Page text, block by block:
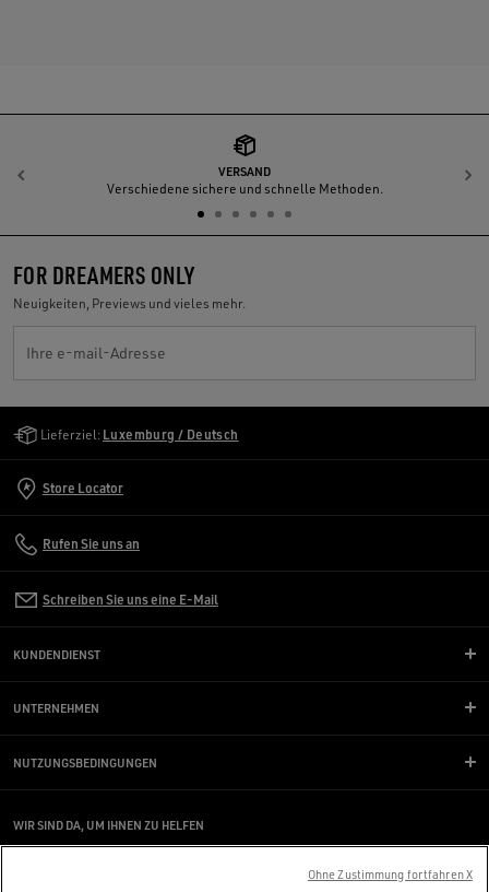
VERSAND
Verschiedene sichere und schnelle Methoden.
Zurück
FOR DREAMERS ONLY
Neuigkeiten, Previews und vieles mehr.
Ihre e-mail-Adresse
Lieferziel: Luxemburg / Deutsch
Store Locator
Rufen Sie uns an
Schreiben Sie uns eine E-Mail
KUNDENDIENST
UNTERNEHMEN
NUTZUNGSBEDINGUNGEN
WIR SIND DA, UM IHNEN ZU HELFEN
Verwenden Sie einen Screenreader und haben Schwierigkeiten damit?
Ohne Zustimmung fortfahren X